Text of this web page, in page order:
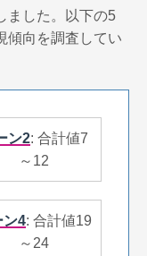
ました。以下の5
傾向を調査してい
ン2: 合計値7
～12
ン4: 合計値19
～24